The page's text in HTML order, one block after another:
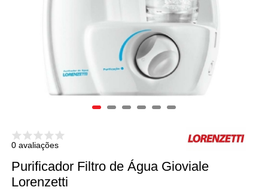
0 avaliações
Purificador Filtro de Água Gioviale
Lorenzetti